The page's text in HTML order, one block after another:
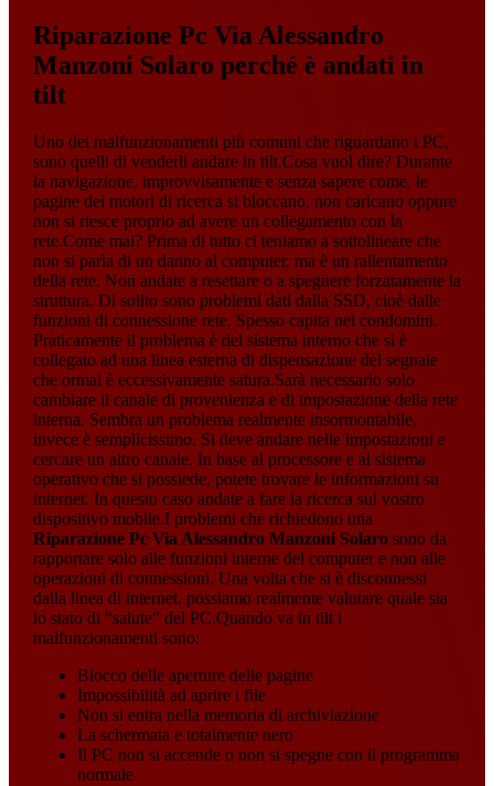
Riparazione Pc Via Alessandro
Manzoni Solaro perché è andati in
tilt
Uno dei malfunzionamenti più comuni che riguardano i PC,
sono quelli di venderli andare in tilt.Cosa vuol dire? Durante
la navigazione, improvvisamente e senza sapere come, le
pagine dei motori di ricerca si bloccano, non caricano oppure
non si riesce proprio ad avere un collegamento con la
rete.Come mai? Prima di tutto ci teniamo a sottolineare che
non si parla di un danno al computer, ma è un rallentamento
della rete. Non andate a resettare o a spegnere forzatamente la
struttura. Di solito sono problemi dati dalla SSD, cioè dalle
funzioni di connessione rete. Spesso capita nei condomini.
Praticamente il problema è del sistema interno che si è
collegato ad una linea esterna di dispensazione del segnale
che ormai è eccessivamente satura.Sarà necessario solo
cambiare il canale di provenienza e di impostazione della rete
interna. Sembra un problema realmente insormontabile,
invece è semplicissimo. Si deve andare nelle impostazioni e
cercare un altro canale. In base al processore e al sistema
operativo che si possiede, potete trovare le informazioni su
internet. In questo caso andate a fare la ricerca sul vostro
dispositivo mobile.I problemi che richiedono una
Riparazione Pc Via Alessandro Manzoni Solarosono da
rapportare solo alle funzioni interne del computer e non alle
operazioni di connessioni. Una volta che si è disconnessi
dalla linea di internet, possiamo realmente valutare quale sia
lo stato di “salute” del PC.Quando va in tilt i
malfunzionamenti sono:
Blocco delle aperture delle pagine
Impossibilità ad aprire i file
Non si entra nella memoria di archiviazione
La schermata e totalmente nero
Il PC non si accende o non si spegne con il programma
normale